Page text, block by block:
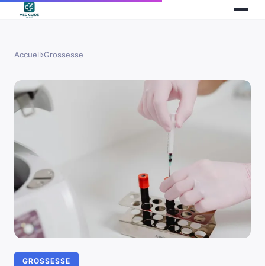
Accueil›Grossesse
GROSSESSE